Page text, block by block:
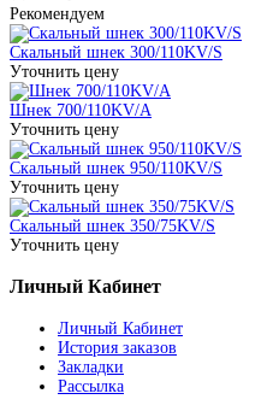
Рекомендуем
Скальный шнек 300/110KV/S
Уточнить цену
Шнек 700/110KV/A
Уточнить цену
Скальный шнек 950/110KV/S
Уточнить цену
Скальный шнек 350/75KV/S
Уточнить цену
Личный Кабинет
Личный Кабинет
История заказов
Закладки
Рассылка